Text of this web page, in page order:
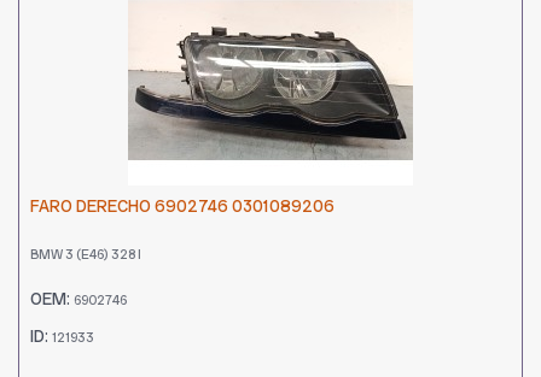
FARO DERECHO 6902746 0301089206
BMW 3 (E46) 328 I
OEM: 6902746
ID: 121933